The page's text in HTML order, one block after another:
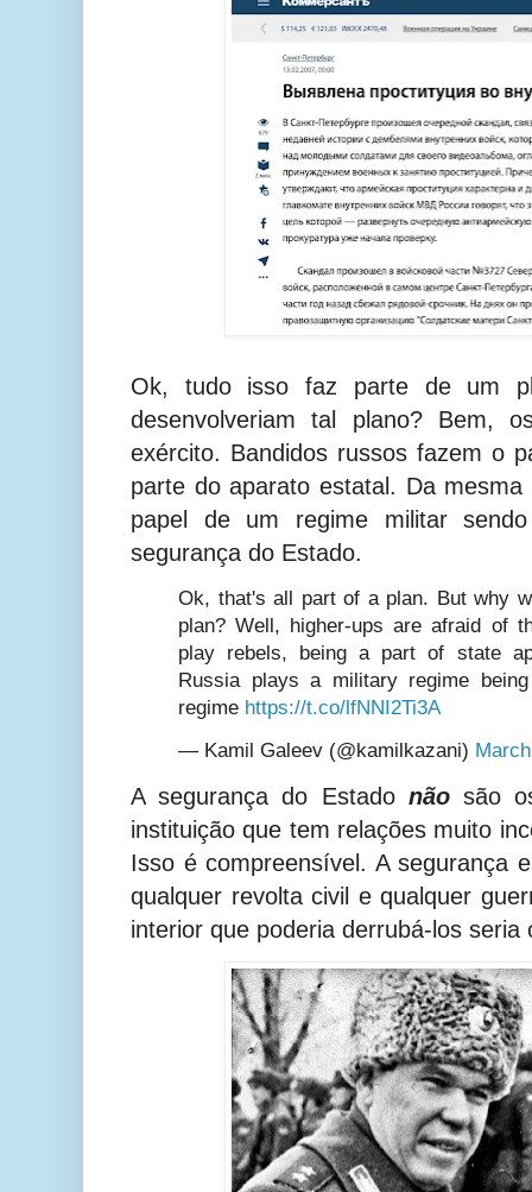
Ok, tudo isso faz parte de um
desenvolveriam tal plano? Bem,
exército. Bandidos russos fazem o
parte do aparato estatal. Da
papel de um regime militar
segurança do Estado.
Ok, that's all part of a plan. But why
plan? Well, higher-ups are afraid of
play rebels, being a part of state
Russia plays a military regime
regime https://t.co/lfNNI2Ti3A
— Kamil Galeev (@kamilkazani)
A segurança do Estado nãosão
instituição que tem relações muito
Isso é compreensível. A segurança
qualquer revolta civil e qualquer
interior que poderia derrubá-los seria